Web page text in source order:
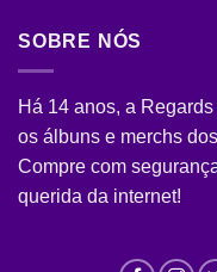
SOBRE NÓS
Há 14 anos, a
os álbuns e merchs
Compre com
querida da internet!